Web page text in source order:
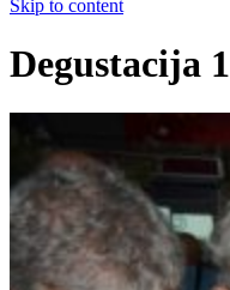
Skip to content
Degustacija 1